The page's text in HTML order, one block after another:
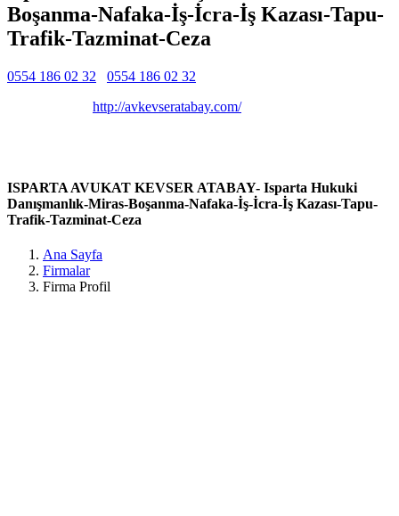
Boşanma-Nafaka-İş-İcra-İş Kazası-Tapu-
Trafik-Tazminat-Ceza
0554 186 02 32 0554 186 02 32
http://avkevseratabay.com/
ISPARTA AVUKAT KEVSER ATABAY- Isparta Hukuki
Danışmanlık-Miras-Boşanma-Nafaka-İş-İcra-İş Kazası-Tapu-
Trafik-Tazminat-Ceza
Ana Sayfa
Firmalar
Firma Profil